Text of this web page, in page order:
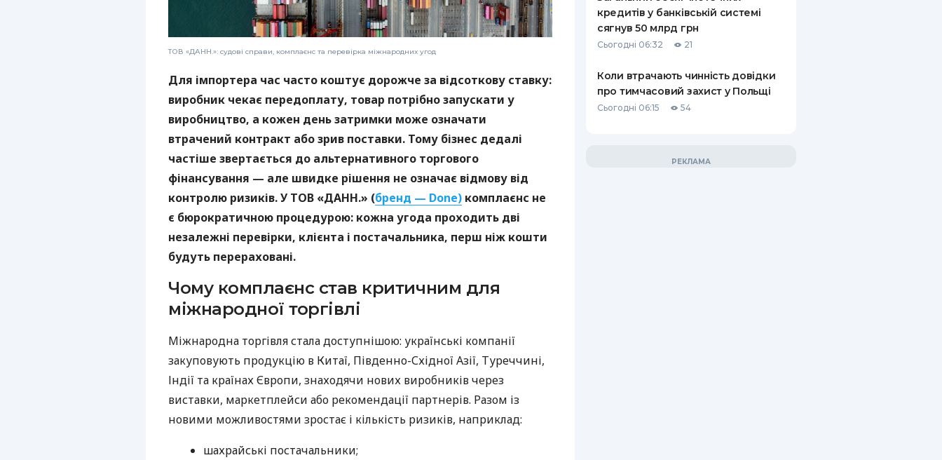
ТОВ «ДАНН.»: судові справи, комплаєнс та перевірка міжнародних угод
Для імпортера час часто коштує дорожче за відсоткову ставку:
виробник чекає передоплату, товар потрібно запускати у
виробництво, а кожен день затримки може означати
втрачений контракт або зрив поставки. Тому бізнес дедалі
частіше звертається до альтернативного торгового
фінансування — але швидке рішення не означає відмову від
контролю ризиків. У ТОВ «ДАНН.» (бренд — Done) комплаєнс не
є бюрократичною процедурою: кожна угода проходить дві
незалежні перевірки, клієнта і постачальника, перш ніж кошти
будуть перераховані.
Чому комплаєнс став критичним для
міжнародної торгівлі
Міжнародна торгівля стала доступнішою: українські компанії
закуповують продукцію в Китаї, Південно-Східної Азії, Туреччині,
Індії та країнах Європи, знаходячи нових виробників через
виставки, маркетплейси або рекомендації партнерів. Разом із
новими можливостями зростає і кількість ризиків, наприклад:
шахрайські постачальники;
кредитів у банківській системі
сягнув 50 млрд грн
Сьогодні 06:32 21
Коли втрачають чинність довідки
про тимчасовий захист у Польщі
Сьогодні 06:15 54